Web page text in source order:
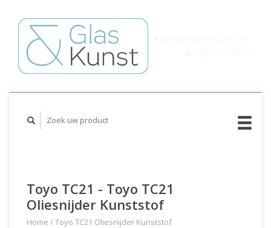
Toyo TC21 - Toyo TC21
Oliesnijder Kunststof
Home /Toyo TC21 Oliesnijder Kunststof